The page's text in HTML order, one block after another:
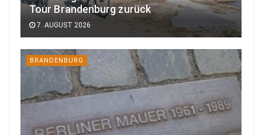
Tour Brandenburg zurück
7. AUGUST 2026
BRANDENBURG